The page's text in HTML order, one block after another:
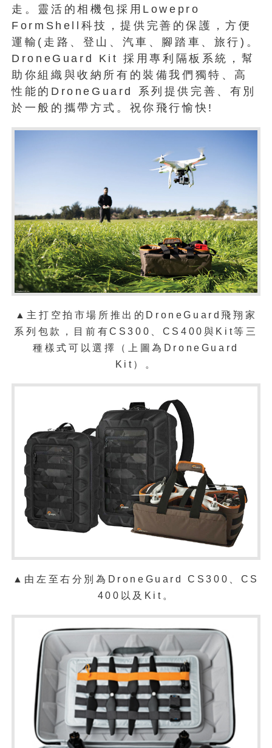
走。靈活的相機包採用Lowepro
FormShell科技，提供完善的保護，方便
運輸(走路、登山、汽車、腳踏車、旅行)。
DroneGuard Kit 採用專利隔板系統，幫
助你組織與收納所有的裝備我們獨特、高
性能的DroneGuard 系列提供完善、有別
於一般的攜帶方式。祝你飛行愉快!
▲主打空拍市場所推出的DroneGuard飛翔家
系列包款，目前有CS300、CS400與Kit等三
種樣式可以選擇（上圖為DroneGuard
Kit）。
▲由左至右分別為DroneGuard CS300、CS
400以及 Kit。